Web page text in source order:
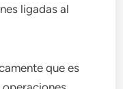
ligadas al
que es